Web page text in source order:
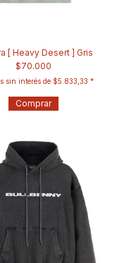
[ Heavy Desert ] Gris
$70.000
sin interés de $5.833,33
Comprar